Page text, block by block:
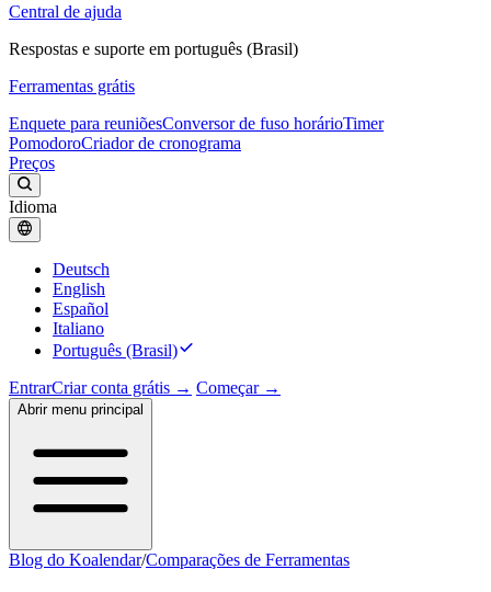
Central de ajuda
Respostas e suporte em português (Brasil)
Ferramentas grátis
Enquete para reuniõesConversor de fuso horárioTimer
PomodoroCriador de cronograma
Preços
Idioma
Deutsch
English
Español
Italiano
Português (Brasil)
EntrarCriar conta grátis → Começar →
Abrir menu principal
Blog do Koalendar/Comparações de Ferramentas